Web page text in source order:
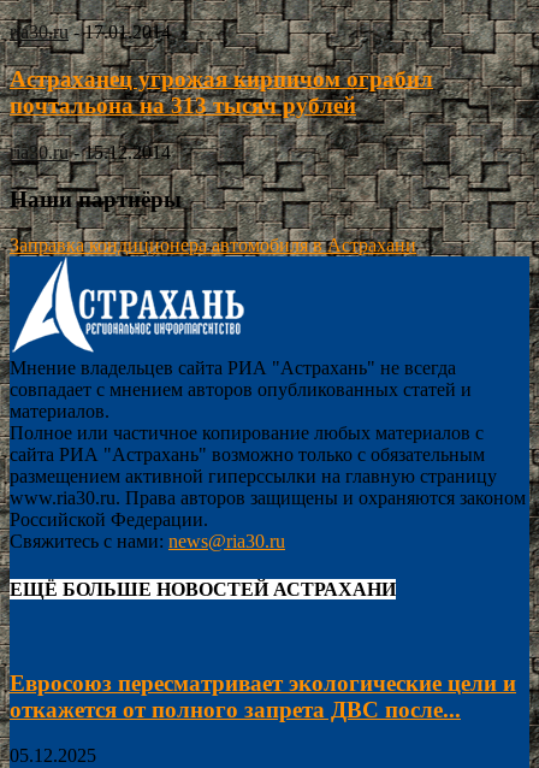
ria30.ru - 17.01.2014
Астраханец угрожая кирпичом ограбил
почтальона на 313 тысяч рублей
ria30.ru - 15.12.2014
Наши партнёры
Заправка кондиционера автомобиля в Астрахани
Мнение владельцев сайта РИА "Астрахань" не всегда
совпадает с мнением авторов опубликованных статей и
материалов.
Полное или частичное копирование любых материалов с
сайта РИА "Астрахань" возможно только с обязательным
размещением активной гиперссылки на главную страницу
www.ria30.ru. Права авторов защищены и охраняются законом
Российской Федерации.
Свяжитесь с нами: news@ria30.ru
ЕЩЁ БОЛЬШЕ НОВОСТЕЙ АСТРАХАНИ
Евросоюз пересматривает экологические цели и
откажется от полного запрета ДВС после...
05.12.2025